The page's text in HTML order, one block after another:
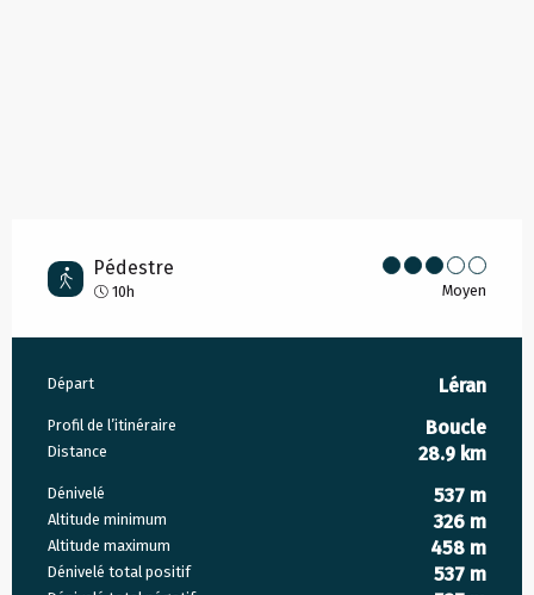
Pédestre
10h Moyen
Informations pratiques
Départ Léran
Profil de l’itinéraire Boucle
Distance 28.9 km
Dénivelé 537 m
Altitude minimum 326 m
Altitude maximum 458 m
Dénivelé total positif 537 m